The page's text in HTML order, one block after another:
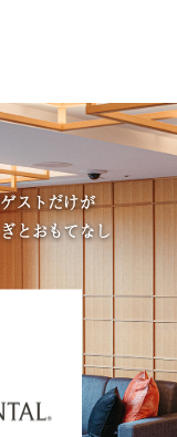
ストだけが
とおもてなし